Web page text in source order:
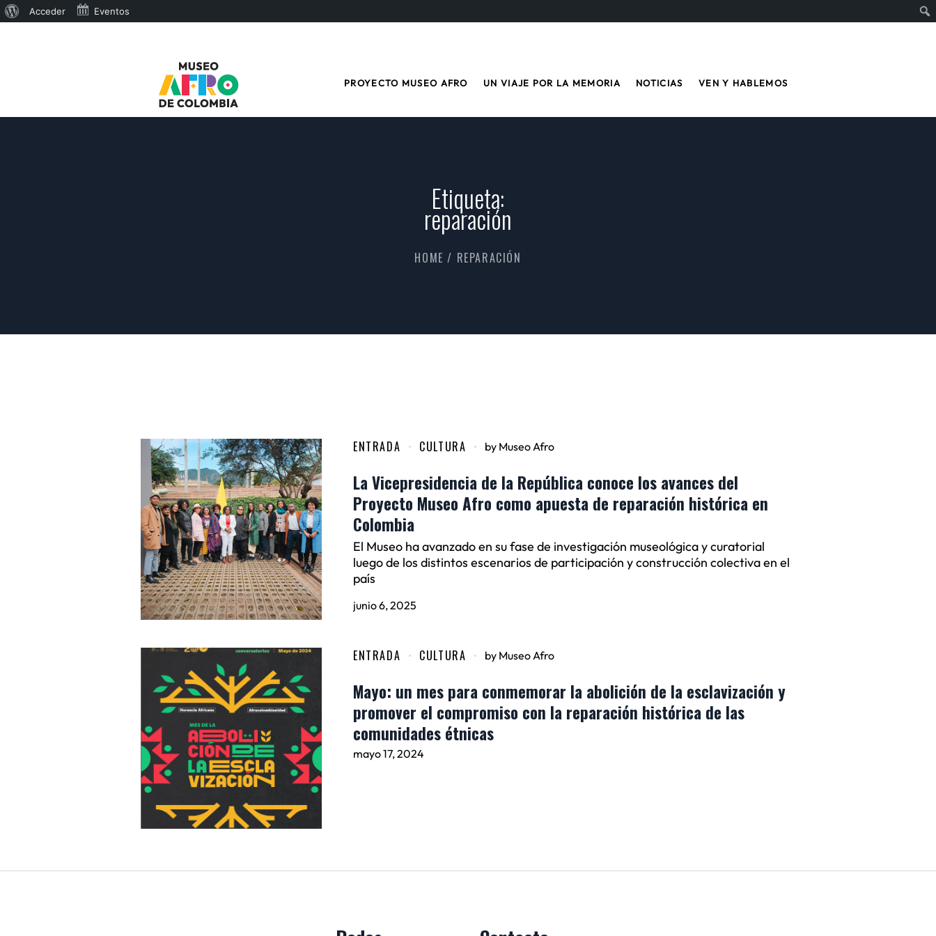
Acerca
Acceder Eventos
PROYECTO MUSEO AFRO UN VIAJE POR LA MEMORIA NOTICIAS VEN Y HABLEMOS
Etiqueta:
reparación
HOME / REPARACIÓN
ENTRADA CULTURA by Museo Afro
La Vicepresidencia de la República conoce los avances del
Proyecto Museo Afro como apuesta de reparación histórica en
Colombia
El Museo ha avanzado en su fase de investigación museológica y curatorial
luego de los distintos escenarios de participación y construcción colectiva en el
país
junio 6, 2025
ENTRADA CULTURA by Museo Afro
Mayo: un mes para conmemorar la abolición de la esclavización y
promover el compromiso con la reparación histórica de las
comunidades étnicas
mayo 17, 2024